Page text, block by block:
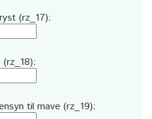
(rz_17):
til mave (rz_19):